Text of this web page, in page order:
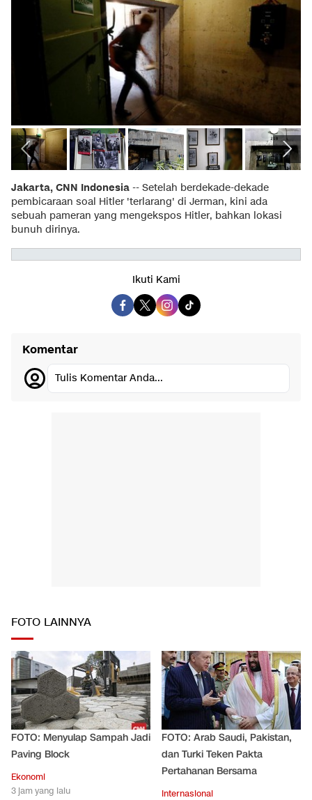
Jakarta, CNN Indonesia -- Setelah berdekade-dekade
pembicaraan soal Hitler 'terlarang' di Jerman, kini ada
sebuah pameran yang mengekspos Hitler, bahkan lokasi
bunuh dirinya.
Ikuti Kami
Komentar
Tulis Komentar Anda...
FOTO LAINNYA
FOTO: Menyulap Sampah Jadi
Paving Block
Ekonomi
3 jam yang lalu
FOTO: Arab Saudi, Pakistan,
dan Turki Teken Pakta
Pertahanan Bersama
Internasional